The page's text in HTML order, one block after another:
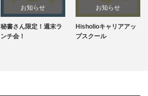
お知らせ
秘書さん限定！週末ラ
ンチ会！
お知らせ
Hisholioキャリアアッ
プスクール